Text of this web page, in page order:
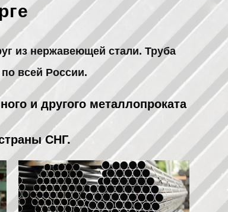
из нержавеющей стали. Труба
всей России.
и другого металлопроката
СНГ.